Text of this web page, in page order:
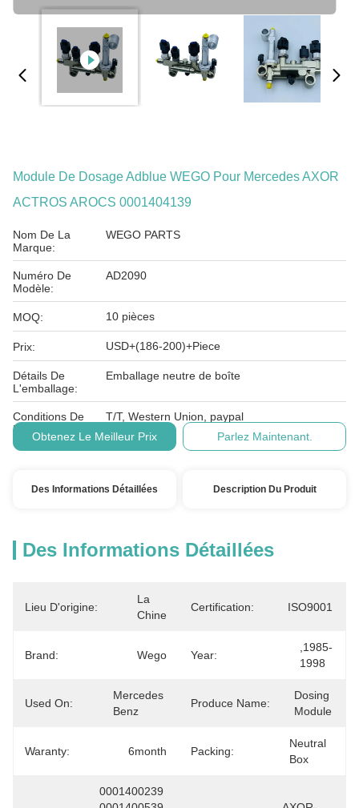
Module De Dosage Adblue WEGO Pour Mercedes AXOR
ACTROS AROCS 0001404139
Nom De La
Marque:
WEGO PARTS
Numéro De
Modèle:
AD2090
MOQ: 10 pièces
Prix: USD+(186-200)+Piece
Détails De
L'emballage:
Emballage neutre de boîte
Conditions De
Paiement:
T/T, Western Union, paypal
Obtenez Le Meilleur Prix
Parlez Maintenant.
Des Informations Détaillées Description Du Produit
Des Informations Détaillées
Lieu D'origine:
La
Chine
Certification: ISO9001
Brand: Wego Year:
,1985-
1998
Used On:
Mercedes
Benz
Produce Name:
Dosing
Module
Waranty: 6month Packing:
Neutral
Box
0001400239